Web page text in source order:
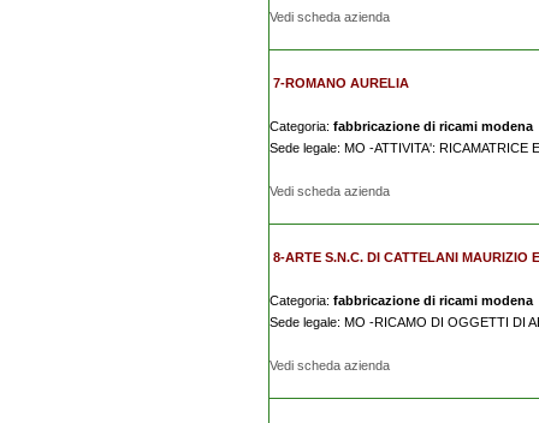
Vedi scheda azienda
7-ROMANO AURELIA
Categoria: fabbricazione di ricami modena
Sede legale: MO -ATTIVITA': RICAMATRICE
Vedi scheda azienda
8-ARTE S.N.C. DI CATTELANI MAURIZIO
Categoria: fabbricazione di ricami modena
Sede legale: MO -RICAMO DI OGGETTI DI
Vedi scheda azienda